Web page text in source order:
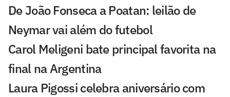
De João Fonseca a Poatan: leilão de
Neymar vai além do futebol
Carol Meligeni bate principal favorita na
final na Argentina
Laura Pigossi celebra aniversário com